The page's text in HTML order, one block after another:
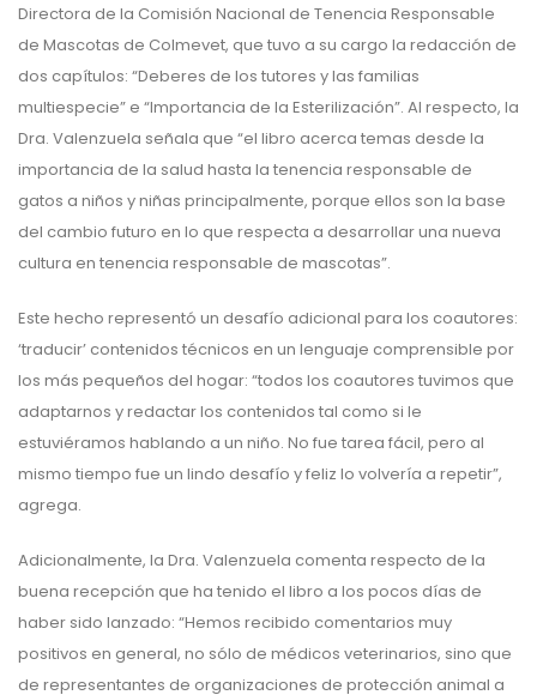
Directora de la Comisión Nacional de Tenencia Responsable
de Mascotas de Colmevet, que tuvo a su cargo la redacción de
dos capítulos: “Deberes de los tutores y las familias
multiespecie” e “Importancia de la Esterilización”. Al respecto, la
Dra. Valenzuela señala que “el libro acerca temas desde la
importancia de la salud hasta la tenencia responsable de
gatos a niños y niñas principalmente, porque ellos son la base
del cambio futuro en lo que respecta a desarrollar una nueva
cultura en tenencia responsable de mascotas”.
Este hecho representó un desafío adicional para los coautores:
‘traducir’ contenidos técnicos en un lenguaje comprensible por
los más pequeños del hogar: “todos los coautores tuvimos que
adaptarnos y redactar los contenidos tal como si le
estuviéramos hablando a un niño. No fue tarea fácil, pero al
mismo tiempo fue un lindo desafío y feliz lo volvería a repetir”,
agrega.
Adicionalmente, la Dra. Valenzuela comenta respecto de la
buena recepción que ha tenido el libro a los pocos días de
haber sido lanzado: “Hemos recibido comentarios muy
positivos en general, no sólo de médicos veterinarios, sino que
de representantes de organizaciones de protección animal a